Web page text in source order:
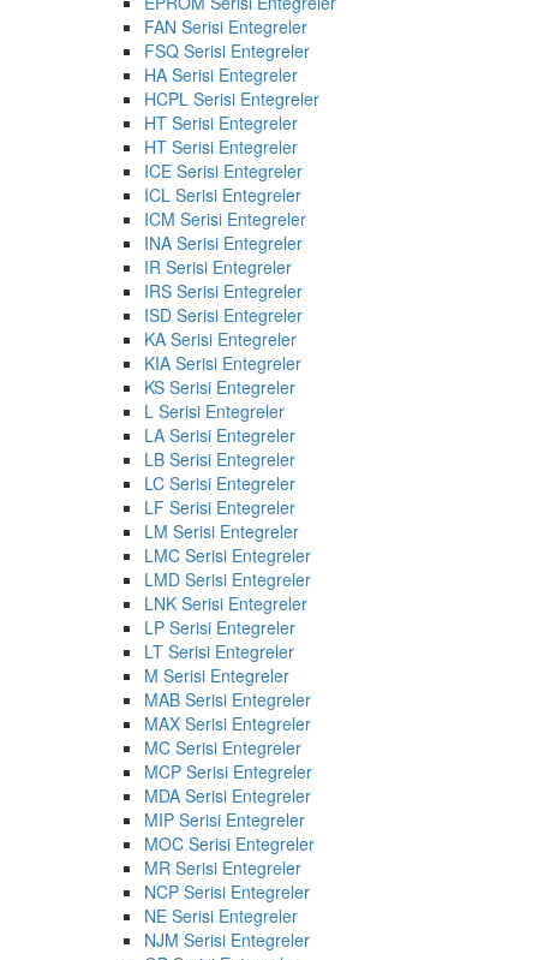
FAN Serisi Entegreler
FSQ Serisi Entegreler
HA Serisi Entegreler
HCPL Serisi Entegreler
HT Serisi Entegreler
HT Serisi Entegreler
ICE Serisi Entegreler
ICL Serisi Entegreler
ICM Serisi Entegreler
INA Serisi Entegreler
IR Serisi Entegreler
IRS Serisi Entegreler
ISD Serisi Entegreler
KA Serisi Entegreler
KIA Serisi Entegreler
KS Serisi Entegreler
L Serisi Entegreler
LA Serisi Entegreler
LB Serisi Entegreler
LC Serisi Entegreler
LF Serisi Entegreler
LM Serisi Entegreler
LMC Serisi Entegreler
LMD Serisi Entegreler
LNK Serisi Entegreler
LP Serisi Entegreler
LT Serisi Entegreler
M Serisi Entegreler
MAB Serisi Entegreler
MAX Serisi Entegreler
MC Serisi Entegreler
MCP Serisi Entegreler
MDA Serisi Entegreler
MIP Serisi Entegreler
MOC Serisi Entegreler
MR Serisi Entegreler
NCP Serisi Entegreler
NE Serisi Entegreler
NJM Serisi Entegreler